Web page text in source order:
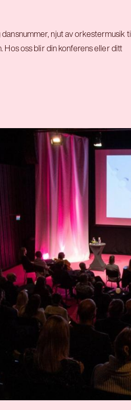
njut av orkestermusik till
Hos oss blir din konferens eller ditt